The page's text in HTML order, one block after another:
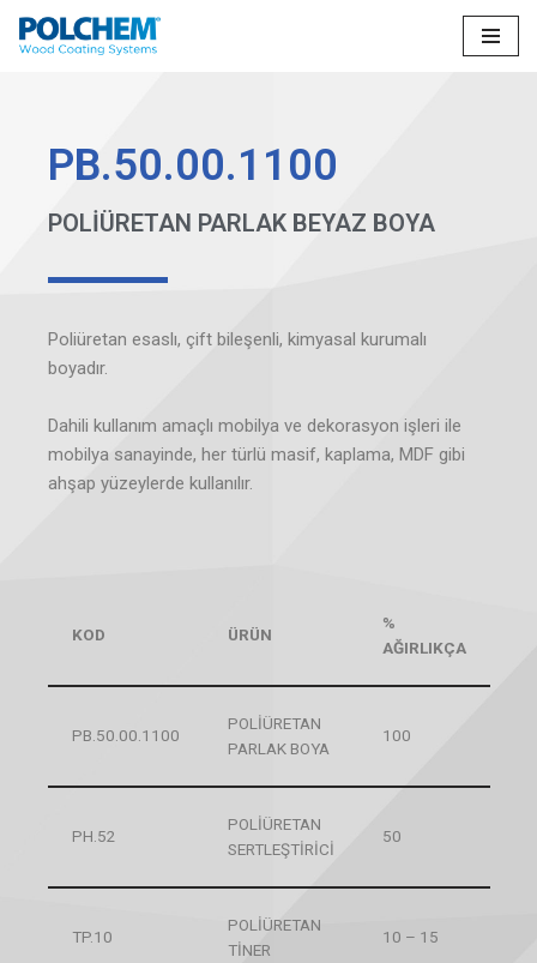
PB.50.00.1100
POLİÜRETAN PARLAK BEYAZ BOYA
Poliüretan esaslı, çift bileşenli, kimyasal kurumalı
boyadır.
Dahili kullanım amaçlı mobilya ve dekorasyon işleri ile
mobilya sanayinde, her türlü masif, kaplama, MDF gibi
ahşap yüzeylerde kullanılır.
KOD ÜRÜN
%
AĞIRLIKÇA
PB.50.00.1100
POLİÜRETAN
PARLAK BOYA
100
PH.52
POLİÜRETAN
SERTLEŞTİRİCİ
50
TP.10
POLİÜRETAN
TİNER
10 – 15